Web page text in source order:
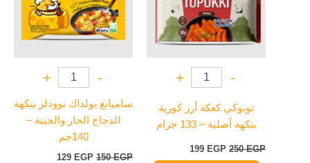
-
+
توبوكي كعكة أرز كورية
بنكهة أصلية – 133 جرام
250EGP
199 EGP
-
+
ساميانغ بولداك نوودلز بنكهة
الدجاج الحار والجبنة –
140جم
150EGP
129 EGP